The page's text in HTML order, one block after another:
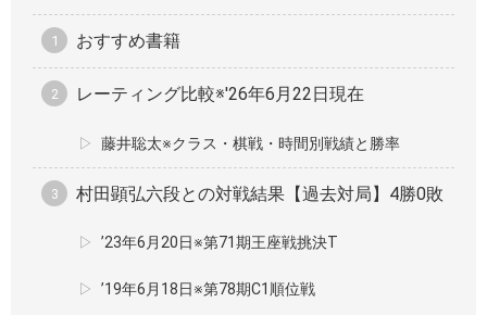
おすすめ書籍
レーティング比較※'26年6月22日現在
藤井聡太※クラス・棋戦・時間別戦績と勝率
村田顕弘六段との対戦結果【過去対局】4勝0敗
’23年6月20日※第71期王座戦挑決T
’19年6月18日※第78期C1順位戦